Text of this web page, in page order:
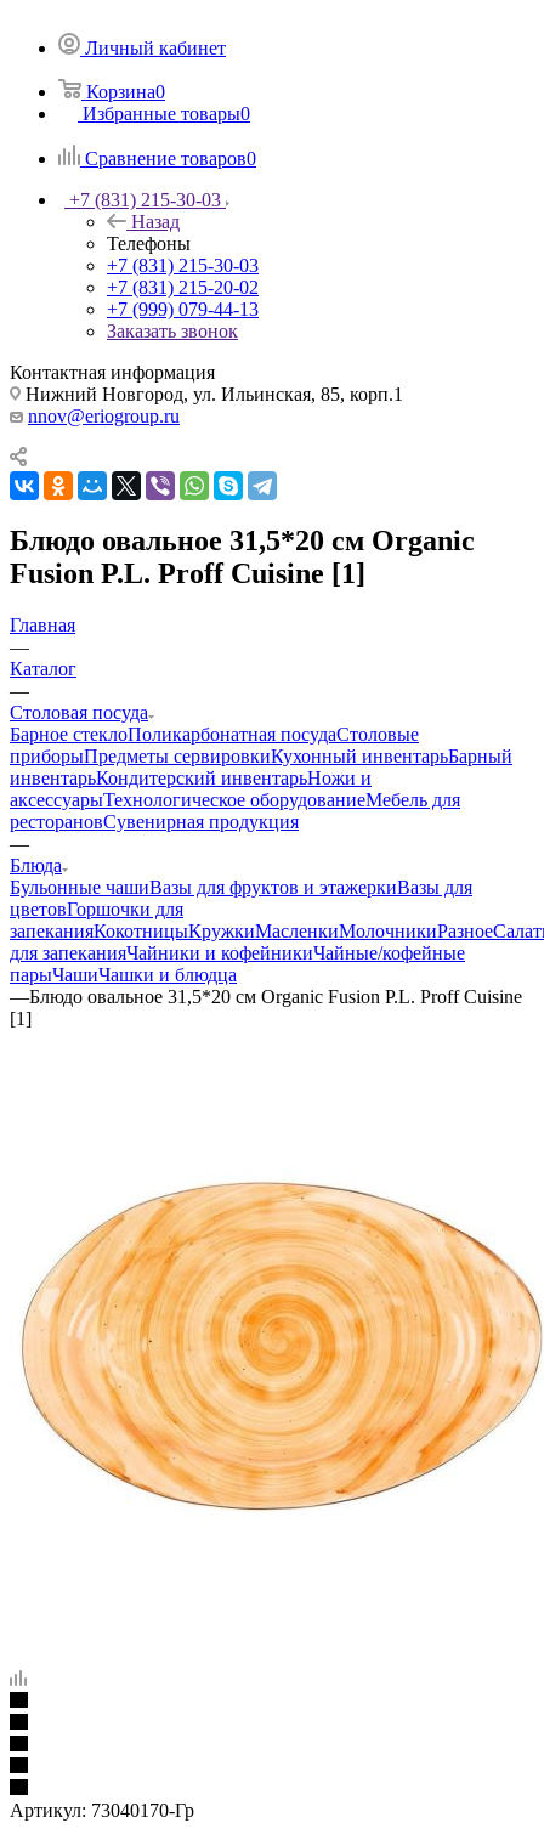
Личный кабинет
Корзина0
Избранные товары0
Сравнение товаров0
+7 (831) 215-30-03
Назад
Телефоны
+7 (831) 215-30-03
+7 (831) 215-20-02
+7 (999) 079-44-13
Заказать звонок
Контактная информация
Нижний Новгород, ул. Ильинская, 85, корп.1
nnov@eriogroup.ru
Блюдо овальное 31,5*20 см Organic
Fusion P.L. Proff Cuisine [1]
Главная
—
Каталог
—
Столовая посуда
Барное стеклоПоликарбонатная посудаСтоловые
приборыПредметы сервировкиКухонный инвентарьБарный
инвентарьКондитерский инвентарьНожи и
аксессуарыТехнологическое оборудованиеМебель для
ресторановСувенирная продукция
—
Блюда
Бульонные чашиВазы для фруктов и этажеркиВазы для
цветовГоршочки для
запеканияКокотницыКружкиМасленкиМолочникиРазное
для запеканияЧайники и кофейникиЧайные/кофейные
парыЧашиЧашки и блюдца
—Блюдо овальное 31,5*20 см Organic Fusion P.L. Proff Cuisine
[1]
Артикул: 73040170-Гр